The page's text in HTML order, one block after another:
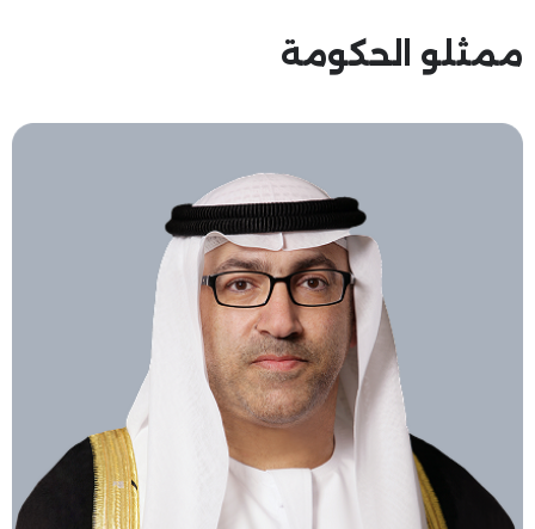
ممثلو الحكومة